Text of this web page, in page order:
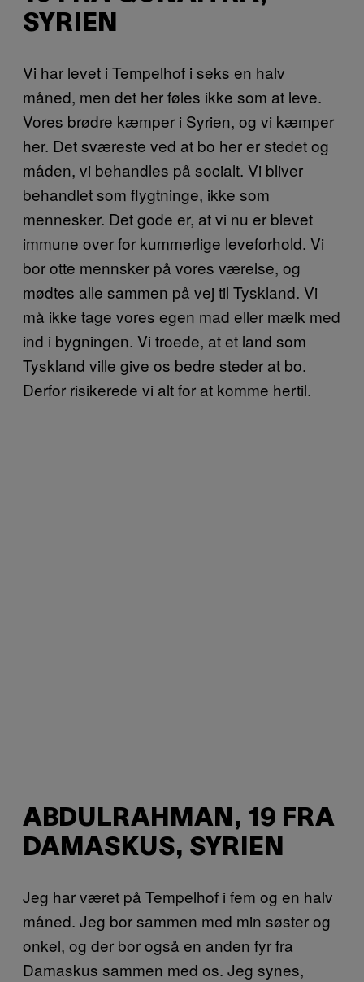
SYRIEN
Vi har levet i Tempelhof i seks en halv
måned, men det her føles ikke som at leve.
Vores brødre kæmper i Syrien, og vi kæmper
her. Det sværeste ved at bo her er stedet og
måden, vi behandles på socialt. Vi bliver
behandlet som flygtninge, ikke som
mennesker. Det gode er, at vi nu er blevet
immune over for kummerlige leveforhold. Vi
bor otte mennsker på vores værelse, og
mødtes alle sammen på vej til Tyskland. Vi
må ikke tage vores egen mad eller mælk med
ind i bygningen. Vi troede, at et land som
Tyskland ville give os bedre steder at bo.
Derfor risikerede vi alt for at komme hertil.
ABDULRAHMAN, 19 FRA
DAMASKUS, SYRIEN
Jeg har været på Tempelhof i fem og en halv
måned. Jeg bor sammen med min søster og
onkel, og der bor også en anden fyr fra
Damaskus sammen med os. Jeg synes,